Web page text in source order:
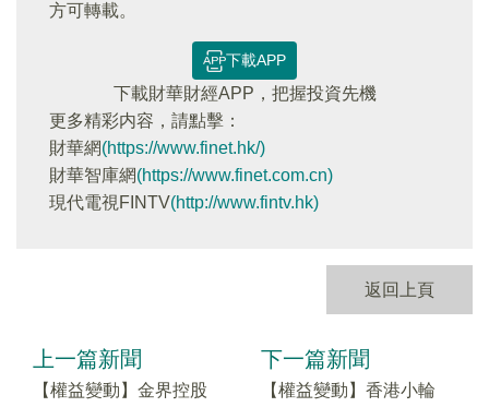
方可轉載。
下載APP
下載財華財經APP，把握投資先機
更多精彩内容，請點擊：
財華網(https://www.finet.hk/)
財華智庫網(https://www.finet.com.cn)
現代電視FINTV(http://www.fintv.hk)
返回上頁
上一篇新聞
【權益變動】金界控股
下一篇新聞
【權益變動】香港小輪